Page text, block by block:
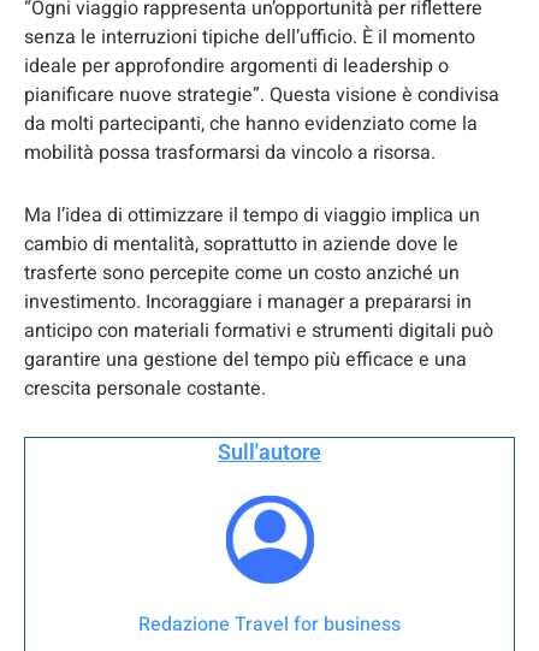
“Ogni viaggio rappresenta un’opportunità per riflettere
senza le interruzioni tipiche dell’ufficio. È il momento
ideale per approfondire argomenti di leadership o
pianificare nuove strategie”. Questa visione è condivisa
da molti partecipanti, che hanno evidenziato come la
mobilità possa trasformarsi da vincolo a risorsa.
Ma l’idea di ottimizzare il tempo di viaggio implica un
cambio di mentalità, soprattutto in aziende dove le
trasferte sono percepite come un costo anziché un
investimento. Incoraggiare i manager a prepararsi in
anticipo con materiali formativi e strumenti digitali può
garantire una gestione del tempo più efficace e una
crescita personale costante.
Sull'autore
Redazione Travel for business